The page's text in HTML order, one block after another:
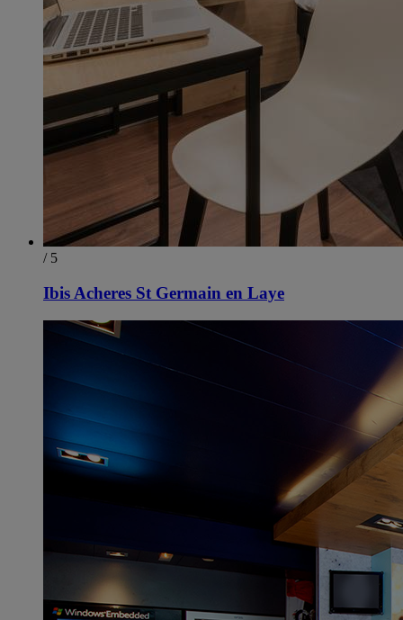
/ 5
Ibis Acheres St Germain en Laye